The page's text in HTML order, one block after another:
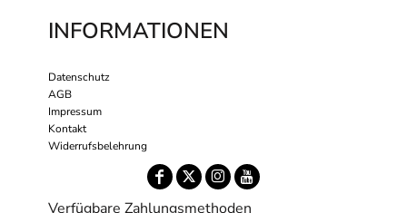
INFORMATIONEN
Datenschutz
AGB
Impressum
Kontakt
Widerrufsbelehrung
Verfügbare Zahlungsmethoden